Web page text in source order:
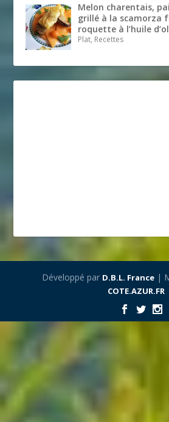
Melon charentais,
grillé à la scamorza
roquette à l’huile
Plat, Recettes
Développé par D.B.L. France|
COTE.AZUR.FR